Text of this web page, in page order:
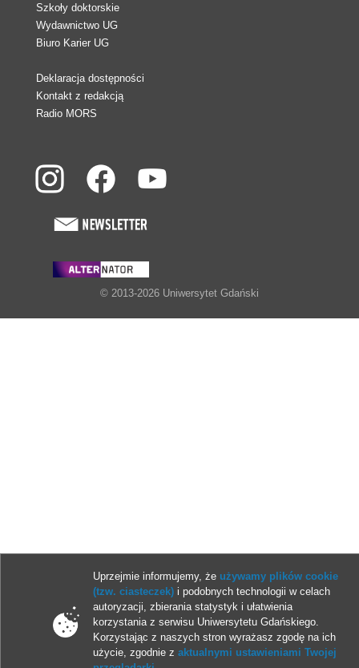
Szkoły doktorskie
Wydawnictwo UG
Biuro Karier UG
Deklaracja dostępności
Kontakt z redakcją
Radio MORS
© 2013-2026 Uniwersytet Gdański
Uprzejmie informujemy, że używamy plików cookie
(tzw. ciasteczek)i podobnych technologii w celach
autoryzacji, zbierania statystyk i ułatwienia
korzystania z serwisu Uniwersytetu Gdańskiego.
Korzystając z naszych stron wyrażasz zgodę na ich
użycie, zgodnie z aktualnymi ustawieniami Twojej